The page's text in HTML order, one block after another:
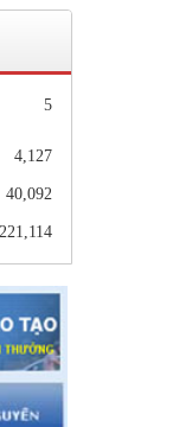
10
5
4,127
40,092